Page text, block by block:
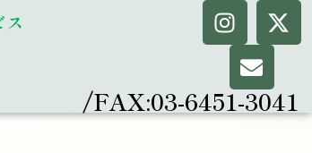
/FAX:03-6451-3041